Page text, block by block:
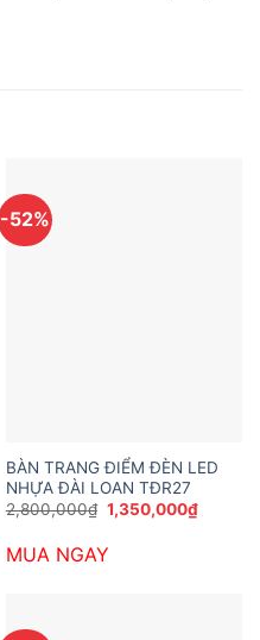
-52%
BÀN TRANG ĐIỂM ĐÈN LED
NHỰA ĐÀI LOAN TĐR27
2,800,000₫ Giá
gốc
2,800,000₫.
1,350,000₫Giá
hiện
MUA NGAY